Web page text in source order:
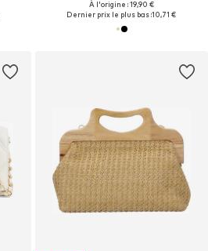
À l'origine : 19,90 €
Dernier prix le plus bas :10,71 €